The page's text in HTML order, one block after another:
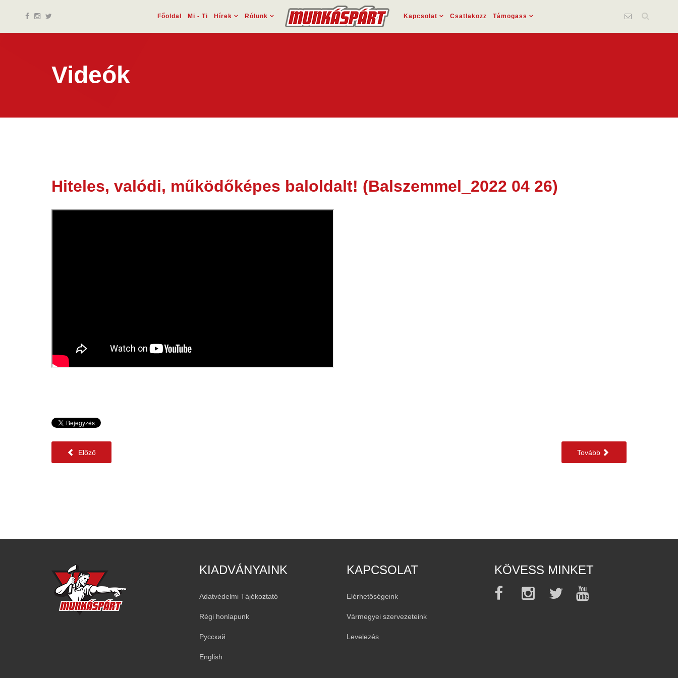
Főoldal Mi - Ti Hírek Rólunk Kapcsolat Csatlakozz Támogass
Videók
27 ápr.
2022
Hiteles, valódi, működőképes baloldalt! (Balszemmel_2022 04 26)
Előző Tovább
KIADVÁNYAINK
Adatvédelmi Tájékoztató
Régi honlapunk
Русский
English
KAPCSOLAT
Elérhetőségeink
Vármegyei szervezeteink
Levelezés
KÖVESS MINKET